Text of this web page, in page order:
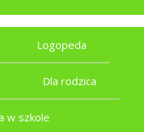
Logopeda
Dla rodzica
w szkole